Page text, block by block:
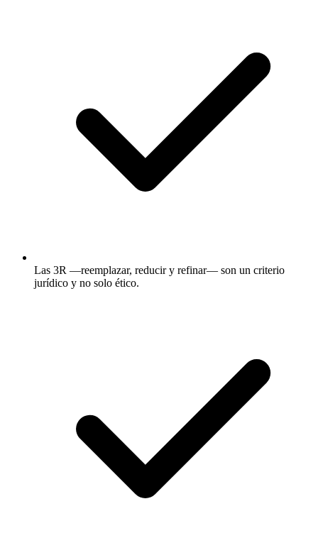
Las 3R —reemplazar, reducir y refinar— son un criterio
jurídico y no solo ético.